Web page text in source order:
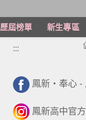
歷屆榜單
新生專區
:::
鳳新・奉心 -
鳳新高中官